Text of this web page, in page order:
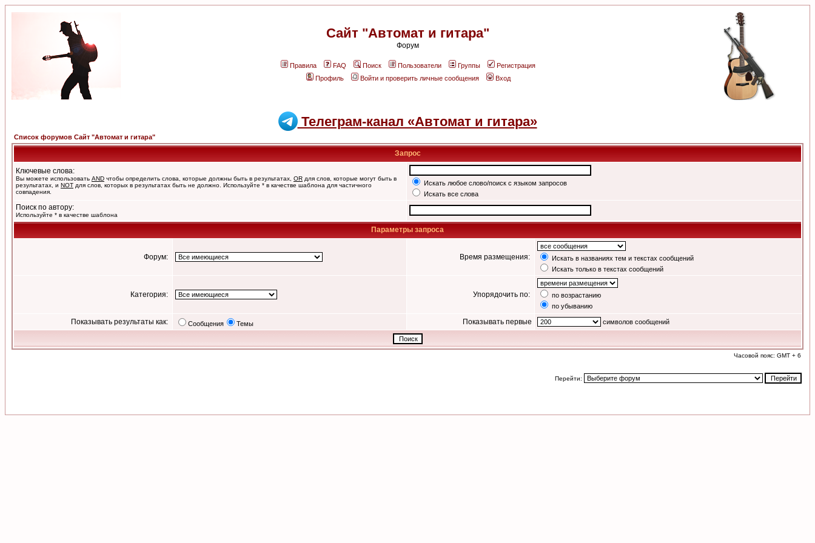
Сайт "Автомат и гитара"
Форум
Правила FAQ Поиск Пользователи Группы
Регистрация
Профиль
Войти и проверить личные сообщения Вход
Телеграм-канал «Автомат и гитара»
Список форумов Сайт "Автомат и гитара"
Запрос
Ключевые слова:
Вы можете использовать AND чтобы определить слова, которые должны быть в результатах, OR для слов, которые могут быть в
результатах, и NOT для слов, которых в результатах быть не должно. Используйте * в качестве шаблона для частичного
совпадения.
Искать любое слово/поиск с языком запросов
Искать все слова
Поиск по автору:
Используйте * в качестве шаблона
Параметры запроса
Форум: Время размещения:
Искать в названиях тем и текстах сообщений
Искать только в текстах сообщений
Категория: Упорядочить по:
по возрастанию
по убыванию
Показывать результаты как: Сообщения Темы Показывать первые символов сообщений
Часовой пояс: GMT + 6
Перейти: